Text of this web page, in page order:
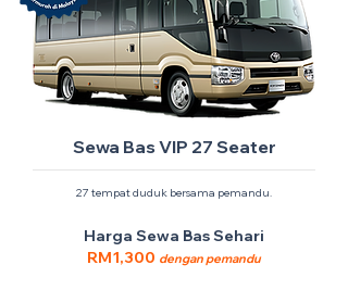
Sewa Bas VIP 27 Seater
27 tempat duduk bersama pemandu.
Harga Sewa Bas Sehari
RM1,300 dengan pemandu